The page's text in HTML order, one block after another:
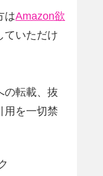
はAmazon欲
ていただけ
の転載、抜
用を一切禁